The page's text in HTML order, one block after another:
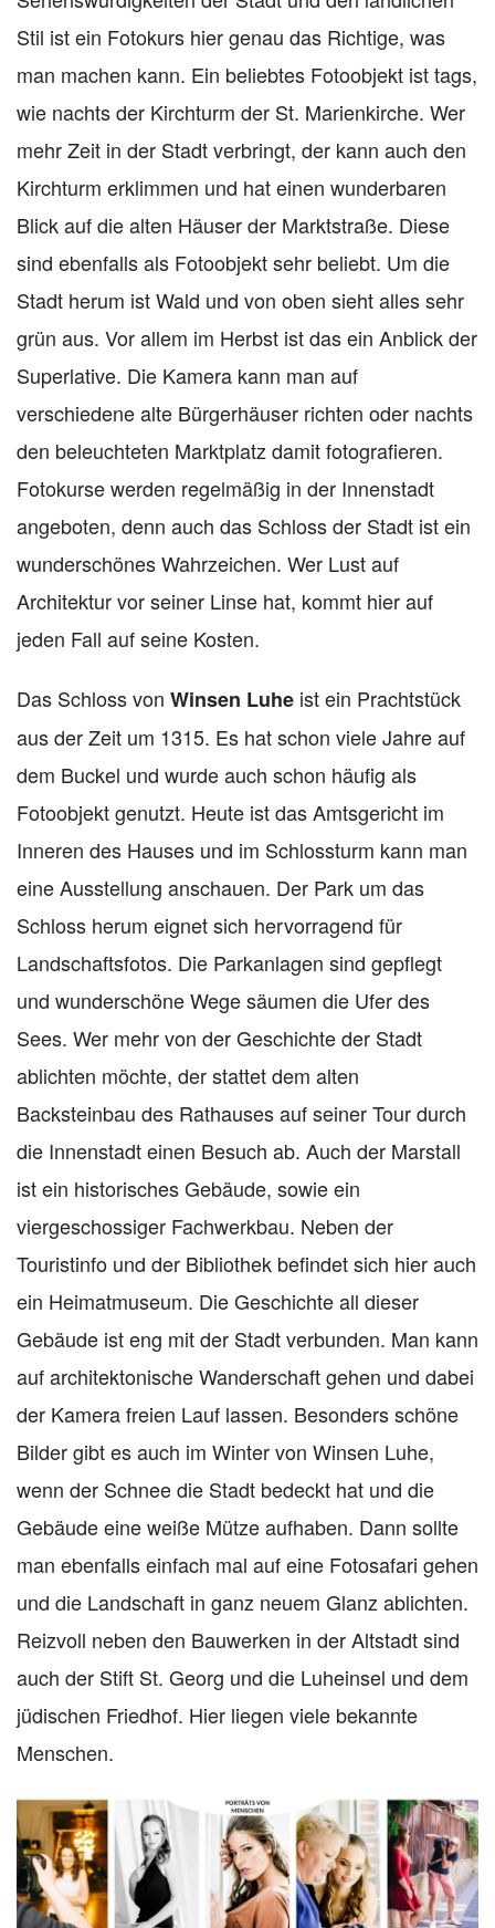
Stil ist ein Fotokurs hier genau das Richtige, was
man machen kann. Ein beliebtes Fotoobjekt ist tags,
wie nachts der Kirchturm der St. Marienkirche. Wer
mehr Zeit in der Stadt verbringt, der kann auch den
Kirchturm erklimmen und hat einen wunderbaren
Blick auf die alten Häuser der Marktstraße. Diese
sind ebenfalls als Fotoobjekt sehr beliebt. Um die
Stadt herum ist Wald und von oben sieht alles sehr
grün aus. Vor allem im Herbst ist das ein Anblick der
Superlative. Die Kamera kann man auf
verschiedene alte Bürgerhäuser richten oder nachts
den beleuchteten Marktplatz damit fotografieren.
Fotokurse werden regelmäßig in der Innenstadt
angeboten, denn auch das Schloss der Stadt ist ein
wunderschönes Wahrzeichen. Wer Lust auf
Architektur vor seiner Linse hat, kommt hier auf
jeden Fall auf seine Kosten.
Das Schloss von Winsen Luhe ist ein Prachtstück
aus der Zeit um 1315. Es hat schon viele Jahre auf
dem Buckel und wurde auch schon häufig als
Fotoobjekt genutzt. Heute ist das Amtsgericht im
Inneren des Hauses und im Schlossturm kann man
eine Ausstellung anschauen. Der Park um das
Schloss herum eignet sich hervorragend für
Landschaftsfotos. Die Parkanlagen sind gepflegt
und wunderschöne Wege säumen die Ufer des
Sees. Wer mehr von der Geschichte der Stadt
ablichten möchte, der stattet dem alten
Backsteinbau des Rathauses auf seiner Tour durch
die Innenstadt einen Besuch ab. Auch der Marstall
ist ein historisches Gebäude, sowie ein
viergeschossiger Fachwerkbau. Neben der
Touristinfo und der Bibliothek befindet sich hier auch
ein Heimatmuseum. Die Geschichte all dieser
Gebäude ist eng mit der Stadt verbunden. Man kann
auf architektonische Wanderschaft gehen und dabei
der Kamera freien Lauf lassen. Besonders schöne
Bilder gibt es auch im Winter von Winsen Luhe,
wenn der Schnee die Stadt bedeckt hat und die
Gebäude eine weiße Mütze aufhaben. Dann sollte
man ebenfalls einfach mal auf eine Fotosafari gehen
und die Landschaft in ganz neuem Glanz ablichten.
Reizvoll neben den Bauwerken in der Altstadt sind
auch der Stift St. Georg und die Luheinsel und dem
jüdischen Friedhof. Hier liegen viele bekannte
Menschen.